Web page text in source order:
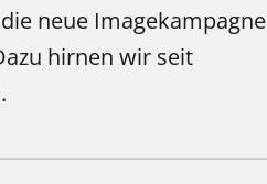
neue Imagekampagne
hirnen wir seit